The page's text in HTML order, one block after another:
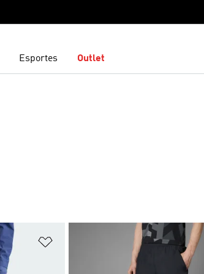
Esportes Outlet
Adicionar à Lista de Desejos